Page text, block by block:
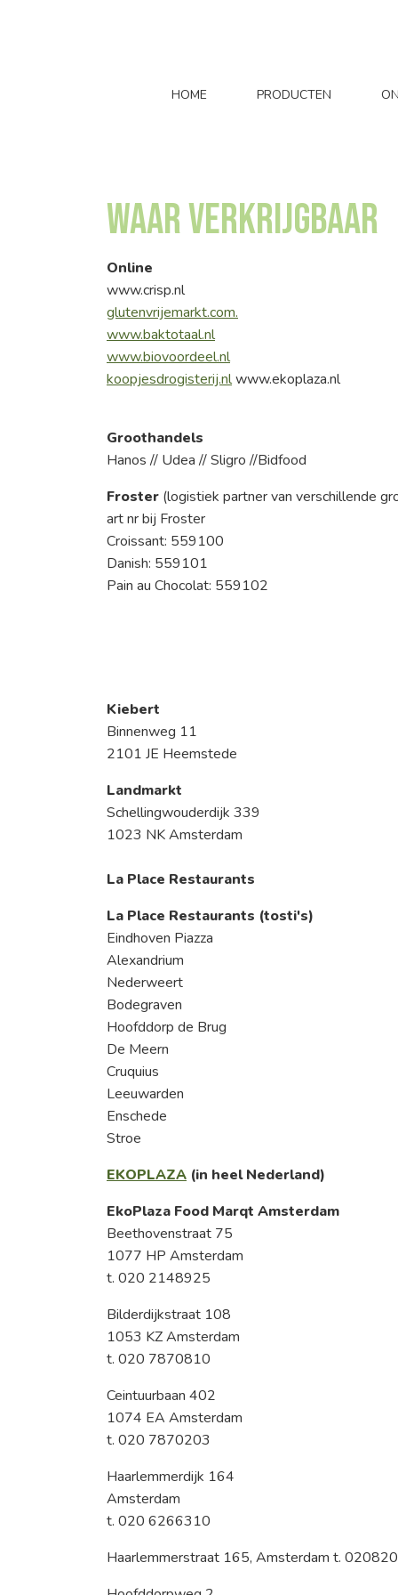
HOME PRODUCTEN
Waar verkrijgbaar
Online
www.crisp.nl
glutenvrijemarkt.com.
www.baktotaal.nl
www.biovoordeel.nl
koopjesdrogisterij.nlwww.ekoplaza.nl
Groothandels
Hanos // Udea // Sligro //Bidfood
Froster (logistiek partner van verschillende
art nr bij Froster
Croissant: 559100
Danish: 559101
Pain au Chocolat: 559102
Kiebert
Binnenweg 11
2101 JE Heemstede
Landmarkt
Schellingwouderdijk 339
1023 NK Amsterdam
La Place Restaurants
La Place Restaurants (tosti's)
Eindhoven Piazza
Alexandrium
Nederweert
Bodegraven
Hoofddorp de Brug
De Meern
Cruquius
Leeuwarden
Enschede
Stroe
EKOPLAZA (in heel Nederland)
EkoPlaza Food Marqt Amsterdam
Beethovenstraat 75
1077 HP Amsterdam
t. 020 2148925
Bilderdijkstraat 108
1053 KZ Amsterdam
t. 020 7870810
Ceintuurbaan 402
1074 EA Amsterdam
t. 020 7870203
Haarlemmerdijk 164
Amsterdam
t. 020 6266310
Haarlemmerstraat 165, Amsterdam t.